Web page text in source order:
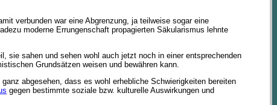
verbunden war eine Abgrenzung, ja teilweise sogar eine
moderne Errungenschaft propagierten Säkularismus lehnte
sie sahen und sehen wohl auch jetzt noch in einer entsprechenden
Grundsätzen weisen und bewähren kann.
abgesehen, dass es wohl erhebliche Schwierigkeiten bereiten
gegen bestimmte soziale bzw. kulturelle Auswirkungen und